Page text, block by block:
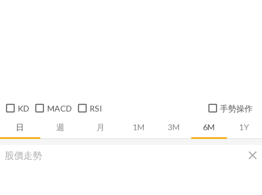
日 週 月 1M 3M 6M 1Y
KD MACD RSI 手勢操作
股價走勢 close